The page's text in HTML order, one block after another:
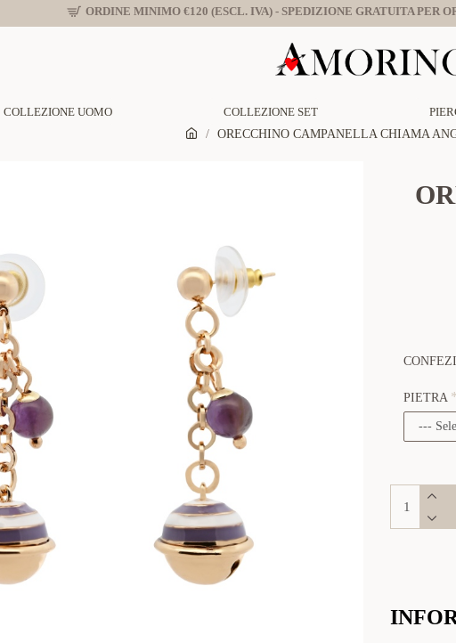
ORDINE MINIMO €120 (ESCL. IVA) - SPEDIZIONE GRATUITA PER
COLLEZIONE UOMO COLLEZIONE SET
ORECCHINO CAMPANELLA CHIAMA
PIETRA